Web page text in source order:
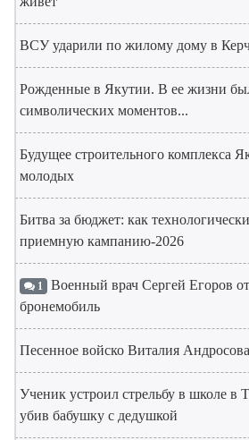
ВСУ ударили по жилому дому в
Рожденные в Якутии. В ее жизни
символических моментов...
Будущее строительного комплекса
молодых
Битва за бюджет: как
приемную кампанию-2026
1 Военный врач Сергей Егоров
бронемобиль
Песенное войско Виталия Андросова
Ученик устроил стрельбу в школе в
убив бабушку с дедушкой